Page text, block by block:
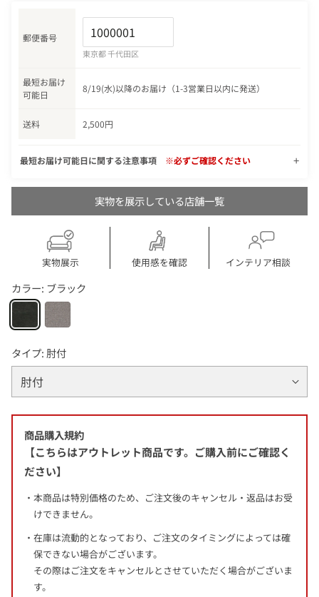
郵便番号
東京都 千代田区
最短お届け
可能日
8/19(水)以降のお届け（1-3営業日以内に発送）
送料 2,500円
最短お届け可能日に関する注意事項 ※必ずご確認ください
実物を展示している店舗一覧
実物展示 使用感を確認 インテリア相談
カラー: ブラック
タイプ: 肘付
商品購入規約
【こちらはアウトレット商品です。ご購入前にご確認く
ださい】
本商品は特別価格のため、ご注文後のキャンセル・返品はお受
けできません。
在庫は流動的となっており、ご注文のタイミングによっては確
保できない場合がございます。
その際はご注文をキャンセルとさせていただく場合がございま
す。